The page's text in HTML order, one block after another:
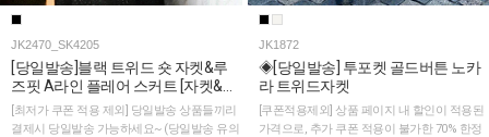
JK2470_SK4205
[당일발송]블랙 트위드 숏 자켓&루
즈핏 A라인 플레어 스커트 [자켓&스
커트 각각 따로 구매해야합니다~세
트아님]
[최저가 쿠폰 적용 제외] 당일발송 상품들끼리
결제시 당일발송 가능하세요~ (당일발송 유의
JK1872
◈[당일발송] 투포켓 골드버튼 노카
라 트위드자켓
[쿠폰적용제외] 상품 페이지 내 할인이 적용된
가격으로, 추가 쿠폰 적용이 불가한 70% 한정